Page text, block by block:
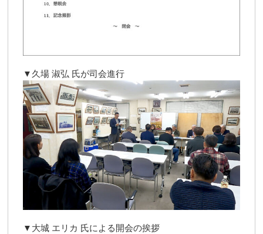
▼久場 淑弘 氏が司会進行
▼大城 エリカ 氏による開会の挨拶